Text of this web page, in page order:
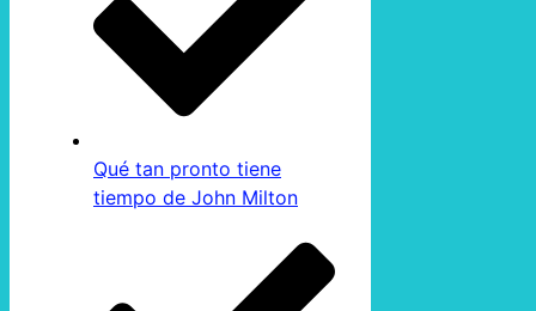
Qué tan pronto tiene
tiempo de John Milton